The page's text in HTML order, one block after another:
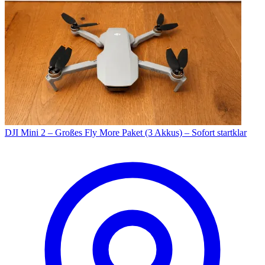
DJI Mini 2 – Großes Fly More Paket (3 Akkus) – Sofort startklar